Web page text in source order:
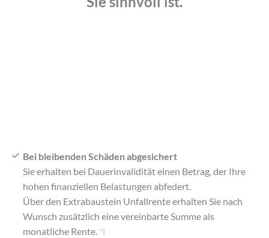
Bei bleibenden Schäden abgesichert
Sie erhalten bei Dauerinvalidität einen Betrag, der Ihre
hohen finanziellen Belastungen abfedert.
Über den Extrabaustein Unfallrente erhalten Sie nach
Wunsch zusätzlich eine vereinbarte Summe als
monatliche Rente. *i